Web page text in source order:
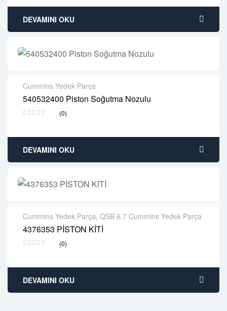
DEVAMINI OKU
Cummins Yedek Parça
540532400 Piston Soğutma Nozulu
(0)
2 years warranty
Delivery time: 1-2 business days
DEVAMINI OKU
Cummins Yedek Parça, QSB 6.7 Cummins Yedek Parça
4376353 PİSTON KİTİ
(0)
2 years warranty
Delivery time: 1-2 business days
DEVAMINI OKU